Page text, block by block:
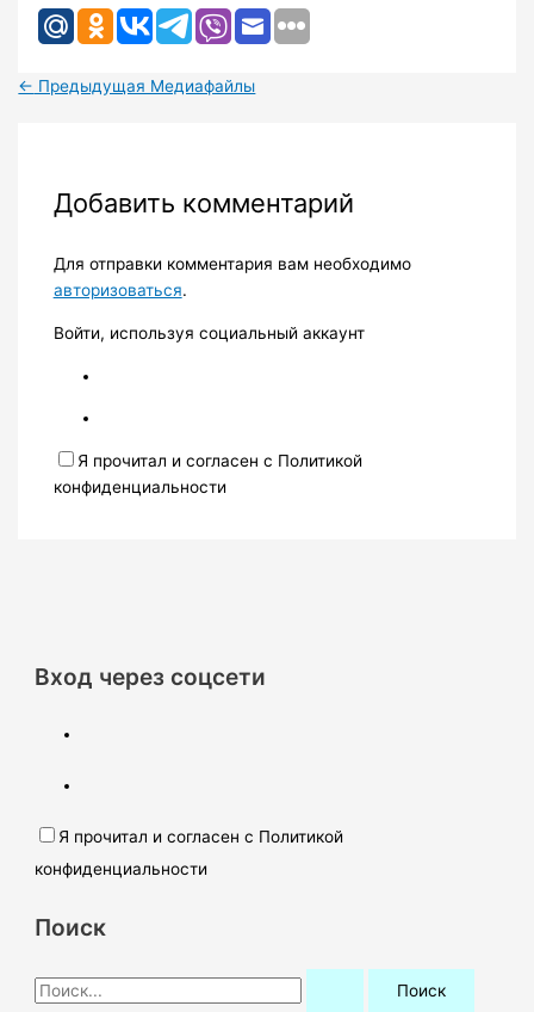
← Предыдущая Медиафайлы
Добавить комментарий
Для отправки комментария вам необходимо
авторизоваться.
Войти, используя социальный аккаунт
Я прочитал и согласен с Политикой
конфиденциальности
Вход через соцсети
Я прочитал и согласен с Политикой
конфиденциальности
Поиск
П